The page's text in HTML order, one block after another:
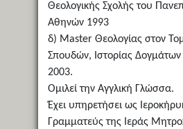
Θεολογικής Σχολής του
Αθηνών 1993
δ) Master Θεολογίας στον
Σπουδών, Ιστορίας Δογμάτων
2003.
Ομιλεί την Αγγλική Γλώσσα.
Έχει υπηρετήσει ως
Γραμματεύς της Ιεράς